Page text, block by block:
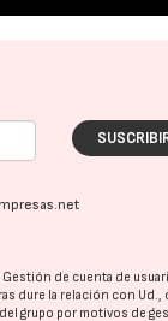
de cuenta de
dure la relación con Ud.,
grupo por motivos de